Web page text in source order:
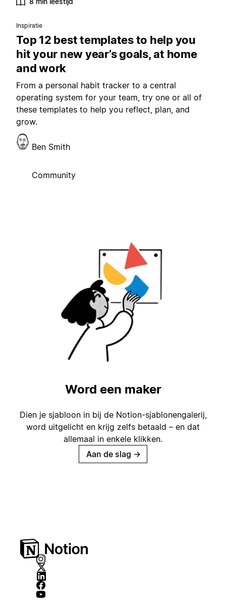
Inspiratie
Top 12 best templates to help you
hit your new year’s goals, at home
and work
From a personal habit tracker to a central
operating system for your team, try one or all of
these templates to help you reflect, plan, and
grow.
Ben Smith
Community
Word een maker
Dien je sjabloon in bij de Notion-sjablonengalerij,
word uitgelicht en krijg zelfs betaald – en dat
allemaal in enkele klikken.
Aan de slag →